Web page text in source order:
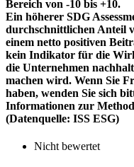
Bereich von -10 bis +10.
Ein höherer SDG
durchschnittlichen Anteil
einem netto positiven
kein Indikator für die
die Unternehmen
machen wird. Wenn Sie
haben, wenden Sie sich
Informationen zur
(Datenquelle: ISS ESG)
Nicht bewertet